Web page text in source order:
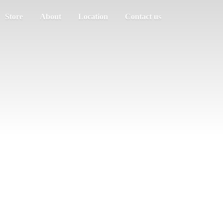
Store About Location Contact us